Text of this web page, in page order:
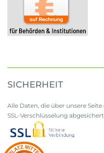
SICHERHEIT
Alle Daten, die über unsere
SSL-Verschlüsselung